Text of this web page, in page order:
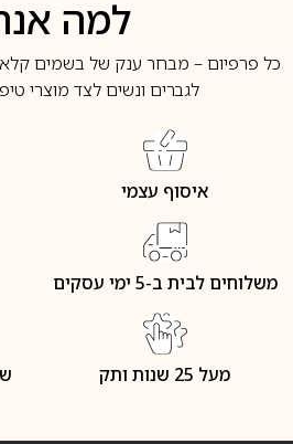
למה
כל פרפיום – מבחר ענק של בשמים
לגברים ונשים לצד מוצרי
איסוף עצמי
משלוחים לבית ב-5 ימי עסקים
מעל 25 שנות ותק